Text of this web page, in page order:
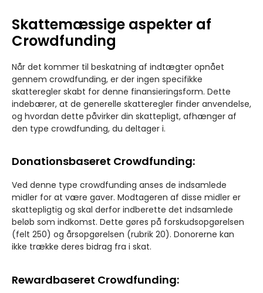
Skattemæssige aspekter af
Crowdfunding
Når det kommer til beskatning af indtægter opnået
gennem crowdfunding, er der ingen specifikke
skatteregler skabt for denne finansieringsform. Dette
indebærer, at de generelle skatteregler finder anvendelse,
og hvordan dette påvirker din skattepligt, afhænger af
den type crowdfunding, du deltager i.
Donationsbaseret Crowdfunding:
Ved denne type crowdfunding anses de indsamlede
midler for at være gaver. Modtageren af disse midler er
skattepligtig og skal derfor indberette det indsamlede
beløb som indkomst. Dette gøres på forskudsopgørelsen
(felt 250) og årsopgørelsen (rubrik 20). Donorerne kan
ikke trække deres bidrag fra i skat.
Rewardbaseret Crowdfunding: